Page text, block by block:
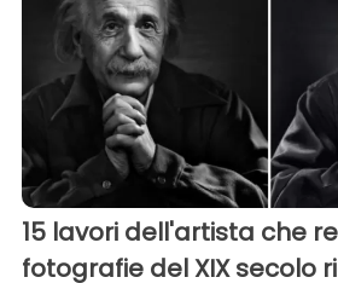
15 lavori dell'artista che
fotografie del XIX secolo